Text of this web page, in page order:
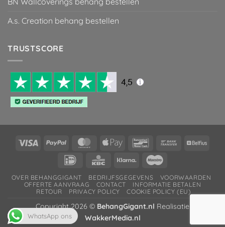
A.s. Creation behang bestellen
TRUSTSCORE
Visa PayPal MasterCard
Apple
BancontactBank
IDeal
KBC Klarna
OVER BEHANGGIGANT BEDRIJFSGEGEVENS
VOORWAARDEN
OFFERTE AANVRAAG
CONTACT
INFORMATIE BETALEN
RETOUR
PRIVACY POLICY COOKIE POLICY (EU)
Copyright 2026 © BehangGigant.nl Realisatie
WakkerMedia.nl
WhatsApp ons